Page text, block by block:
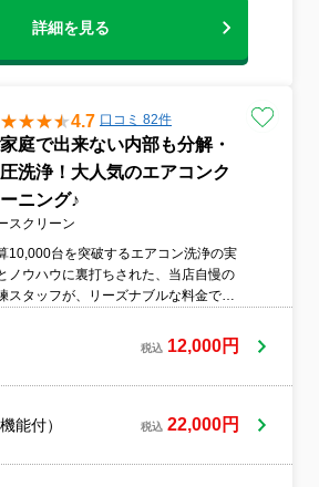
詳細を見る
4.7 口コミ 82件
庭で出来ない内部も分解・
洗浄！大人気のエアコンク
ニング♪
スクリーン
10,000台を突破するエアコン洗浄の実
ノウハウに裏打ちされた、当店自慢の
スタッフが、リーズナブルな料金であ
します♪もしエアコンの送風口周辺に黒い
細なシミ（カビの塊）を発見したら、そ
、非常にお安くご利用いただけます。
ラス8,000円♪一般的なクリーニング業
税込 12,000円
能付） 税込 22,000円